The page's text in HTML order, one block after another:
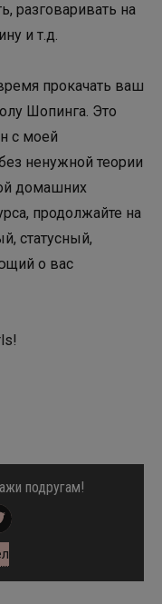
разговаривать на
и т.д.
прокачать ваш
Шопинга. Это
с моей
ненужной теории
домашних
продолжайте на
статусный,
о вас
подругам!